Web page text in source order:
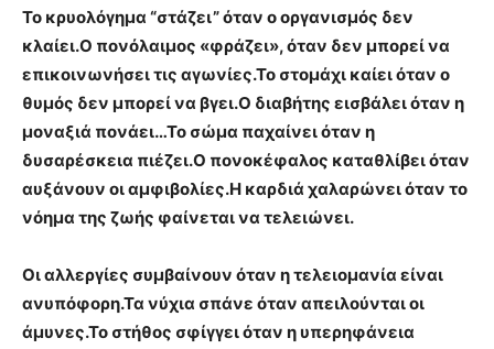
Το κρυολόγημα “στάζει” όταν ο οργανισμός δεν
κλαίει.Ο πονόλαιμος «φράζει», όταν δεν μπορεί να
επικοινωνήσει τις αγωνίες.Το στομάχι καίει όταν ο
θυμός δεν μπορεί να βγει.Ο διαβήτης εισβάλει όταν η
μοναξιά πονάει…Το σώμα παχαίνει όταν η
δυσαρέσκεια πιέζει.Ο πονοκέφαλος καταθλίβει όταν
αυξάνουν οι αμφιβολίες.Η καρδιά χαλαρώνει όταν το
νόημα της ζωής φαίνεται να τελειώνει.
Οι αλλεργίες συμβαίνουν όταν η τελειομανία είναι
ανυπόφορη.Τα νύχια σπάνε όταν απειλούνται οι
άμυνες.Το στήθος σφίγγει όταν η υπερηφάνεια